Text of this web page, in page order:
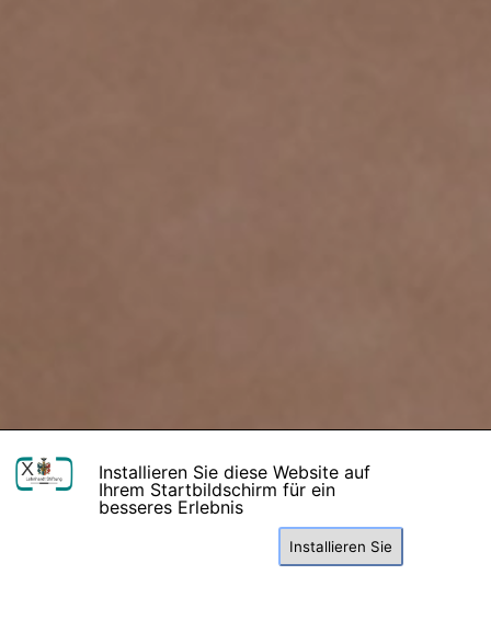
Installieren Sie diese Website auf
Ihrem Startbildschirm für ein
besseres Erlebnis
Installieren Sie
X